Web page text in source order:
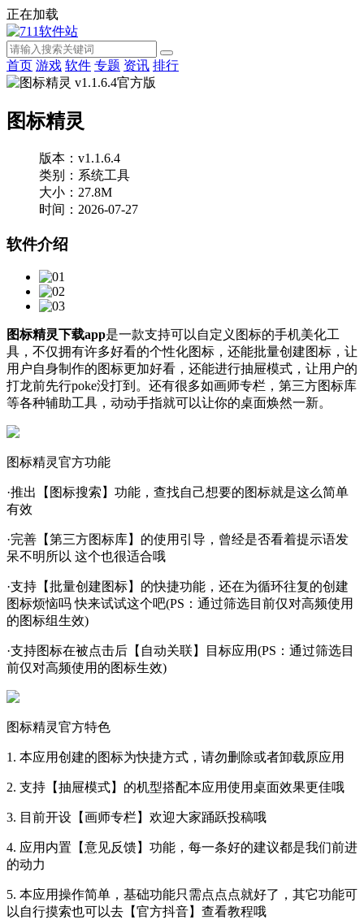
正在加载
首页 游戏 软件 专题 资讯 排行
图标精灵
版本：v1.1.6.4
类别：系统工具
大小：27.8M
时间：2026-07-27
软件介绍
图标精灵下载app是一款支持可以自定义图标的手机美化工
具，不仅拥有许多好看的个性化图标，还能批量创建图标，让
用户自身制作的图标更加好看，还能进行抽屉模式，让用户的
打龙前先行poke没打到。还有很多如画师专栏，第三方图标库
等各种辅助工具，动动手指就可以让你的桌面焕然一新。
图标精灵官方功能
·推出【图标搜索】功能，查找自己想要的图标就是这么简单
有效
·完善【第三方图标库】的使用引导，曾经是否看着提示语发
呆不明所以 这个也很适合哦
·支持【批量创建图标】的快捷功能，还在为循环往复的创建
图标烦恼吗 快来试试这个吧(PS：通过筛选目前仅对高频使用
的图标组生效)
·支持图标在被点击后【自动关联】目标应用(PS：通过筛选目
前仅对高频使用的图标生效)
图标精灵官方特色
1. 本应用创建的图标为快捷方式，请勿删除或者卸载原应用
2. 支持【抽屉模式】的机型搭配本应用使用桌面效果更佳哦
3. 目前开设【画师专栏】欢迎大家踊跃投稿哦
4. 应用内置【意见反馈】功能，每一条好的建议都是我们前进
的动力
5. 本应用操作简单，基础功能只需点点点就好了，其它功能可
以自行摸索也可以去【官方抖音】查看教程哦